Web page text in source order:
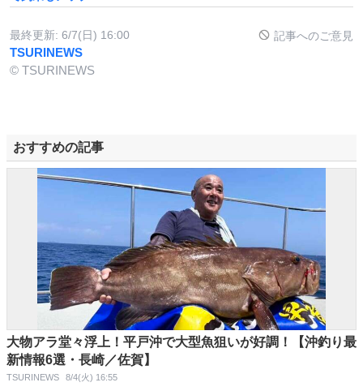
最終更新: 6/7(日) 16:00 記事へのご意見
TSURINEWS
© TSURINEWS
おすすめの記事
大物アラ堂々浮上！平戸沖で大型魚狙いが好調！【沖釣り最
新情報6選・長崎／佐賀】
TSURINEWS 8/4(火) 16:55